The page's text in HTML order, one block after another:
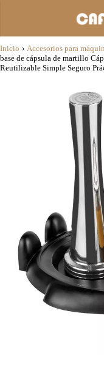
Inicio › Accesorios para
base de cápsula de martillo
Reutilizable Simple Seguro